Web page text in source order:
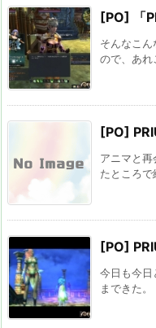
[PO] 「
そんなこ
ので、あ
[PO]
アニマと
たところ
[PO]
今日も今日
まできた